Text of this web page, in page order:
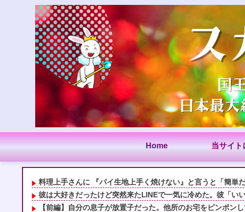
Home 当サイト
料理上手さんに 『パイ生地上手く焼けない』と言うと「簡単
彼は大好きだったけど突然来たLINEで一気に冷めた。彼「い
【前編】自分の息子が放置子だった。他所のお宅をピンポン